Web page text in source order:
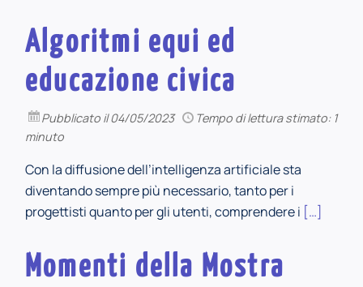
Algoritmi equi ed
educazione civica
Pubblicato il 04/05/2023
Tempo di lettura stimato: 1
minuto
Con la diffusione dell’intelligenza artificiale sta
diventando sempre più necessario, tanto per i
progettisti quanto per gli utenti, comprendere i […]
Momenti della Mostra